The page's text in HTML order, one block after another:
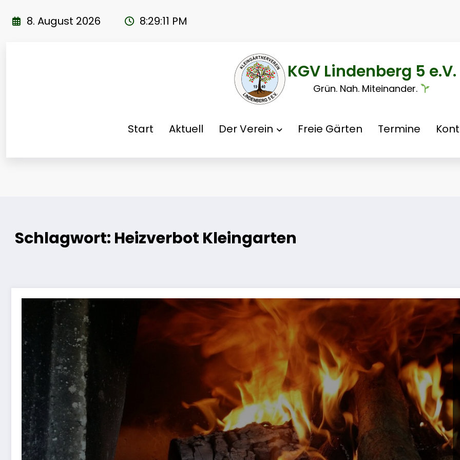
Inhalt 8. August 2026 8:29:12 PM
KGV Lindenberg 5 e.V.
Grün. Nah. Miteinander.
Start Aktuell Der Verein Freie Gärten Termine
Schlagwort: Heizverbot Kleingarten